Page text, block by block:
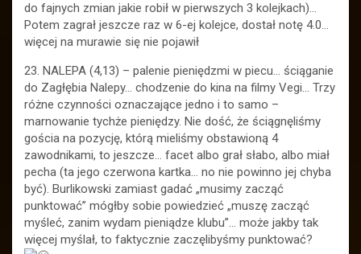
do fajnych zmian jakie robił w pierwszych 3 kolejkach)…
Potem zagrał jeszcze raz w 6-ej kolejce, dostał notę 4.0…
więcej na murawie się nie pojawił
23. NALEPA (4,13) – palenie pieniędzmi w piecu… ściąganie
do Zagłębia Nalepy… chodzenie do kina na filmy Vegi… Trzy
różne czynności oznaczające jedno i to samo –
marnowanie tychże pieniędzy. Nie dość, że ściągnęliśmy
gościa na pozycję, którą mieliśmy obstawioną 4
zawodnikami, to jeszcze… facet albo grał słabo, albo miał
pecha (ta jego czerwona kartka… no nie powinno jej chyba
być). Burlikowski zamiast gadać „musimy zacząć
punktować” mógłby sobie powiedzieć „muszę zacząć
myśleć, zanim wydam pieniądze klubu”… może jakby tak
więcej myślał, to faktycznie zaczęlibyśmy punktować?